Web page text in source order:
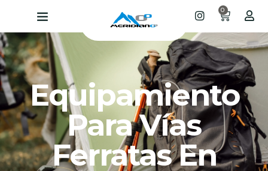
0
Equipamiento
Para Vías
Ferratas En